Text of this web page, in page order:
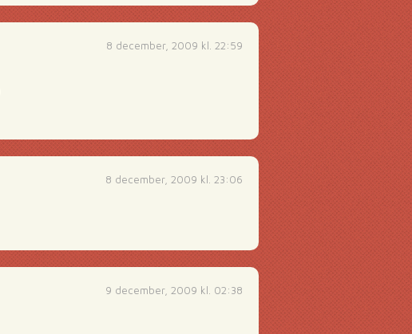
8 december, 2009 kl. 22:59
8 december, 2009 kl. 23:06
9 december, 2009 kl. 02:38